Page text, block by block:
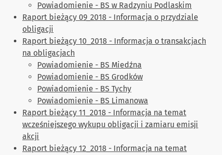
Powiadomienie - BS w Radzyniu Podlaskim
Raport bieżący 09_2018 - Informacja o przydziale
obligacji
Raport bieżący 10_2018 - Informacja o transakcjach
na obligacjach
Powiadomienie - BS Miedźna
Powiadomienie - BS Grodków
Powiadomienie - BS Tychy
Powiadomienie - BS Limanowa
Raport bieżący 11_2018 - Informacja na temat
wcześniejszego wykupu obligacji i zamiaru emisji
akcji
Raport bieżący 12_2018 - Informacja na temat